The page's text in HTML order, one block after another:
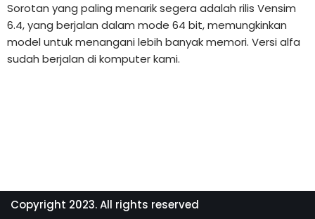
Sorotan yang paling menarik segera adalah rilis Vensim
6.4, yang berjalan dalam mode 64 bit, memungkinkan
model untuk menangani lebih banyak memori. Versi alfa
sudah berjalan di komputer kami.
Copyright 2023. All rights reserved